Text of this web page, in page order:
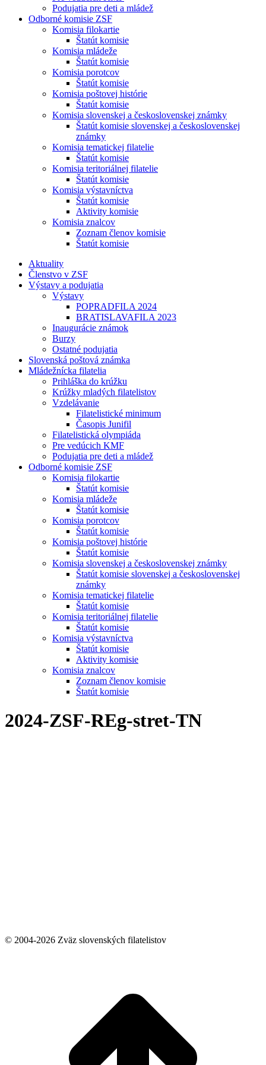
Podujatia pre deti a mládež
Odborné komisie ZSF
Komisia filokartie
Štatút komisie
Komisia mládeže
Štatút komisie
Komisia porotcov
Štatút komisie
Komisia poštovej histórie
Štatút komisie
Komisia slovenskej a československej známky
Štatút komisie slovenskej a československej
známky
Komisia tematickej filatelie
Štatút komisie
Komisia teritoriálnej filatelie
Štatút komisie
Komisia výstavníctva
Štatút komisie
Aktivity komisie
Komisia znalcov
Zoznam členov komisie
Štatút komisie
Aktuality
Členstvo v ZSF
Výstavy a podujatia
Výstavy
POPRADFILA 2024
BRATISLAVAFILA 2023
Inaugurácie známok
Burzy
Ostatné podujatia
Slovenská poštová známka
Mládežnícka filatelia
Prihláška do krúžku
Krúžky mladých filatelistov
Vzdelávanie
Filatelistické minimum
Časopis Junifil
Filatelistická olympiáda
Pre vedúcich KMF
Podujatia pre deti a mládež
Odborné komisie ZSF
Komisia filokartie
Štatút komisie
Komisia mládeže
Štatút komisie
Komisia porotcov
Štatút komisie
Komisia poštovej histórie
Štatút komisie
Komisia slovenskej a československej známky
Štatút komisie slovenskej a československej
známky
Komisia tematickej filatelie
Štatút komisie
Komisia teritoriálnej filatelie
Štatút komisie
Komisia výstavníctva
Štatút komisie
Aktivity komisie
Komisia znalcov
Zoznam členov komisie
Štatút komisie
2024-ZSF-REg-stret-TN
© 2004-2026 Zväz slovenských filatelistov